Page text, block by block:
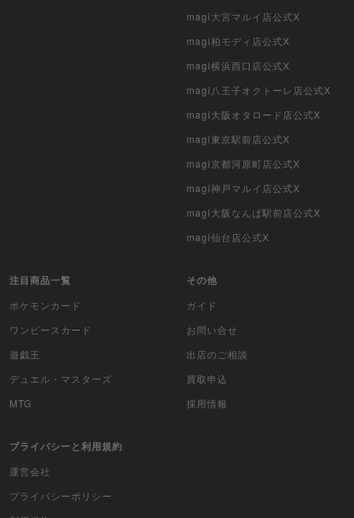
カードファイト!! ヴァンガード
ムシキング
ドラゴンボールヒーローズ
バディファイト
アイカツ
アクエリアンエイジ
magi大宮マルイ店公式X
magi柏モディ店公式X
magi横浜西口店公式X
magi八王子オクトーレ店公式X
magi大阪オタロード店公式X
magi東京駅前店公式X
magi京都河原町店公式X
magi神戸マルイ店公式X
magi大阪なんば駅前店公式X
magi仙台店公式X
注目商品一覧
ポケモンカード
ワンピースカード
遊戯王
デュエル・マスターズ
MTG
その他
ガイド
お問い合せ
出店のご相談
買取申込
採用情報
プライバシーと利用規約
運営会社
プライバシーポリシー